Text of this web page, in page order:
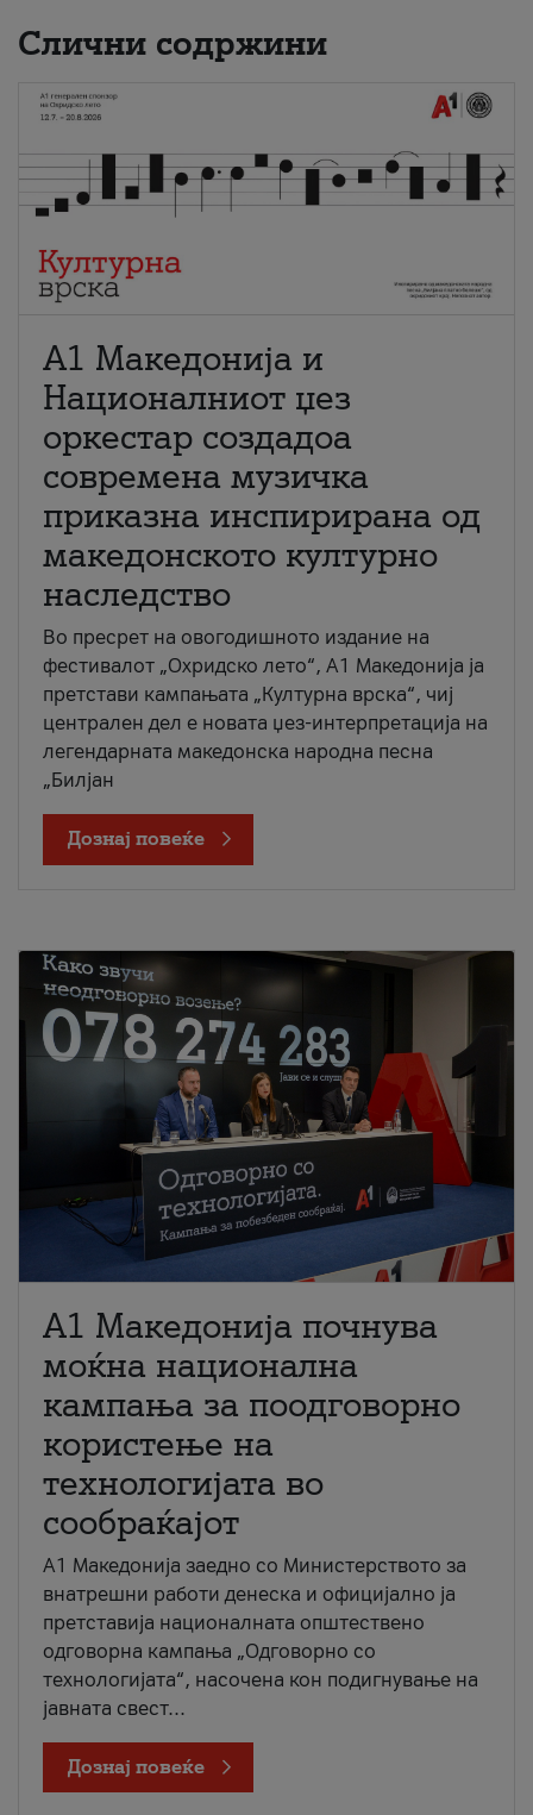
Слични содржини
А1 Македонија и
Националниот џез
оркестар создадоа
современа музичка
приказна инспирирана од
македонското културно
наследство
Во пресрет на овогодишното издание на
фестивалот „Охридско лето“, А1 Македонија ја
претстави кампањата „Културна врска“, чиј
централен дел е новата џез-интерпретација на
легендарната македонска народна песна
„Билјан
Дознај повеќе
A1 Македонија почнува
моќна национална
кампања за поодговорно
користење на
технологијата во
сообраќајот
A1 Македонија заедно со Министерството за
внатрешни работи денеска и официјално ја
претставија националната општествено
одговорна кампања „Одговорно со
технологијата“, насочена кон подигнување на
јавната свест...
Дознај повеќе